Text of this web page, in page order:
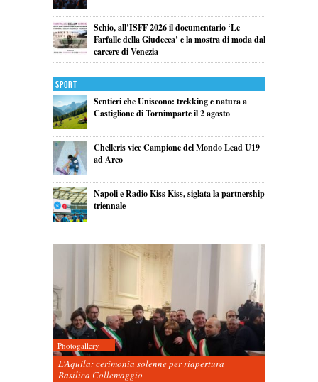
Schio, all’ISFF 2026 il documentario ‘Le
Farfalle della Giudecca’ e la mostra di moda dal
carcere di Venezia
Sport
Sentieri che Uniscono: trekking e natura a
Castiglione di Tornimparte il 2 agosto
Chelleris vice Campione del Mondo Lead U19
ad Arco
Napoli e Radio Kiss Kiss, siglata la partnership
triennale
Photogallery
L’Aquila: cerimonia solenne per riapertura
Basilica Collemaggio